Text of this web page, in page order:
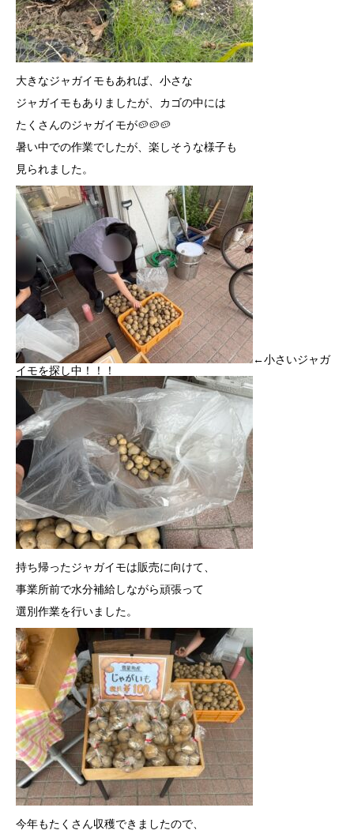
大きなジャガイモもあれば、小さな
ジャガイモもありましたが、カゴの中には
たくさんのジャガイモが🥔🥔🥔
暑い中での作業でしたが、楽しそうな様子も
見られました。
←小さいジャガ
イモを探し中！！！
持ち帰ったジャガイモは販売に向けて、
事業所前で水分補給しながら頑張って
選別作業を行いました。
今年もたくさん収穫できましたので、